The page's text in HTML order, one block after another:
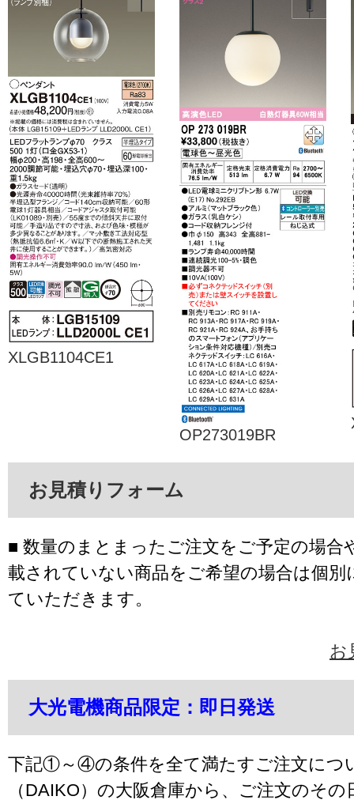
XLGB1104CE1
OP273019BR
お見積りフォーム
■ 数量のまとまったご注文をご予定の場合
載されていない商品をご希望の場合は個別
ていただきます。
お
大光電機商品限定：即日発送
下記①～④の条件を全て満たすご注文につ
（DAIKO）の大阪倉庫から、ご注文のそ